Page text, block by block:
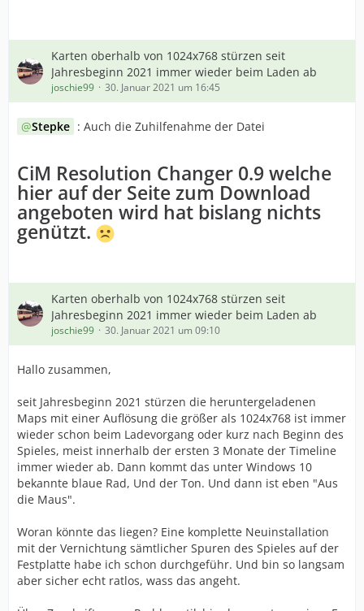
Karten oberhalb von 1024x768 stürzen seit
Jahresbeginn 2021 immer wieder beim Laden ab
joschie99 30. Januar 2021 um 16:45
Stepke : Auch die Zuhilfenahme der Datei
CiM Resolution Changer 0.9 welche
hier auf der Seite zum Download
angeboten wird hat bislang nichts
genützt.
Karten oberhalb von 1024x768 stürzen seit
Jahresbeginn 2021 immer wieder beim Laden ab
joschie99 30. Januar 2021 um 09:10
Hallo zusammen,
seit Jahresbeginn 2021 stürzen die heruntergeladenen
Maps mit einer Auflösung die größer als 1024x768 ist immer
wieder schon beim Ladevorgang oder kurz nach Beginn des
Spieles, meist innerhalb der ersten 3 Monate der Timeline
immer wieder ab. Dann kommt das unter Windows 10
bekannte blaue Rad, Und der Ton. Und dann ist eben "Aus
die Maus".
Woran könnte das liegen? Eine komplette Neuinstallation
mit der Vernichtung sämtlicher Spuren des Spieles auf der
Festplatte habe ich schon durchgeführ. Und bin so langsam
aber sicher echt ratlos, wass das angeht.